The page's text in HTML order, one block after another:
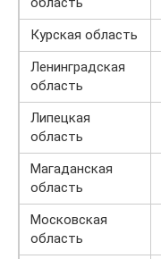
Курская область
Ленинградская
область
Липецкая
область
Магаданская
область
Московская
область